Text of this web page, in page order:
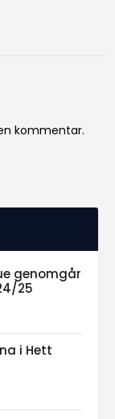
kommentar.
genomgår
25
i Hett